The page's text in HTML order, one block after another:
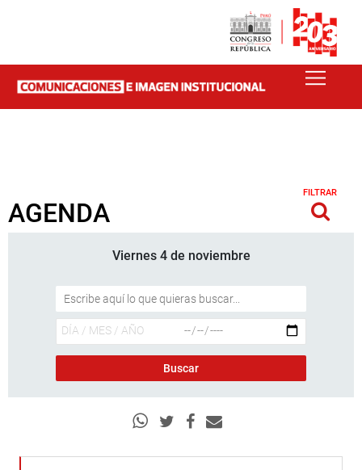
AGENDA
FILTRAR
Viernes 4 de noviembre